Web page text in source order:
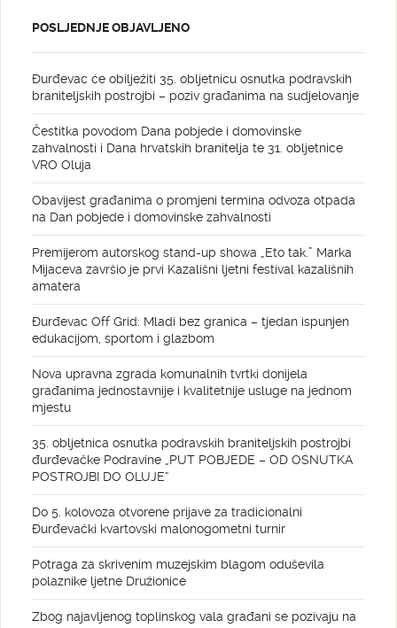
POSLJEDNJE OBJAVLJENO
Đurđevac će obilježiti 35. obljetnicu osnutka podravskih
braniteljskih postrojbi – poziv građanima na sudjelovanje
Čestitka povodom Dana pobjede i domovinske
zahvalnosti i Dana hrvatskih branitelja te 31. obljetnice
VRO Oluja
Obavijest građanima o promjeni termina odvoza otpada
na Dan pobjede i domovinske zahvalnosti
Premijerom autorskog stand-up showa „Eto tak.” Marka
Mijaceva završio je prvi Kazališni ljetni festival kazališnih
amatera
Đurđevac Off Grid: Mladi bez granica – tjedan ispunjen
edukacijom, sportom i glazbom
Nova upravna zgrada komunalnih tvrtki donijela
građanima jednostavnije i kvalitetnije usluge na jednom
mjestu
35. obljetnica osnutka podravskih braniteljskih postrojbi
đurđevačke Podravine „PUT POBJEDE – OD OSNUTKA
POSTROJBI DO OLUJE“
Do 5. kolovoza otvorene prijave za tradicionalni
Đurđevački kvartovski malonogometni turnir
Potraga za skrivenim muzejskim blagom oduševila
polaznike ljetne Družionice
Zbog najavljenog toplinskog vala građani se pozivaju na